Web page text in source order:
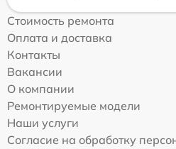
Стоимость ремонта
Оплата и доставка
Контакты
Вакансии
О компании
Ремонтируемые модели
Наши услуги
Согласие на обработку